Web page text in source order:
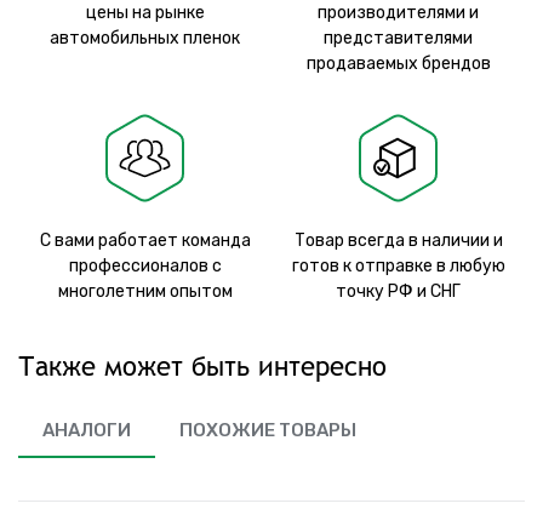
цены на рынке
автомобильных пленок
производителями и
представителями
продаваемых брендов
С вами работает команда
профессионалов с
многолетним опытом
Товар всегда в наличии и
готов к отправке в любую
точку РФ и СНГ
Также может быть интересно
АНАЛОГИ ПОХОЖИЕ ТОВАРЫ